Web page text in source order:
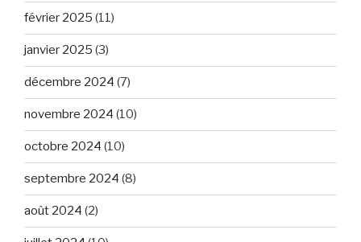
février 2025 (11)
janvier 2025 (3)
décembre 2024 (7)
novembre 2024 (10)
octobre 2024 (10)
septembre 2024 (8)
août 2024 (2)